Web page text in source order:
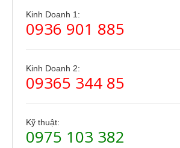
Kinh Doanh 1:
0936 901 885
Kinh Doanh 2:
09365 344 85
Kỹ thuật:
0975 103 382